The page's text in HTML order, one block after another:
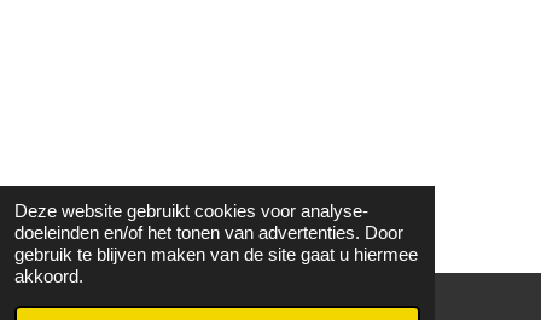
Deze website gebruikt cookies voor analyse-
doeleinden en/of het tonen van advertenties. Door
gebruik te blijven maken van de site gaat u hiermee
akkoord.